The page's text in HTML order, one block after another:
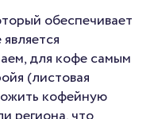
обеспечивает
для кофе самым
(листовая
кофейную